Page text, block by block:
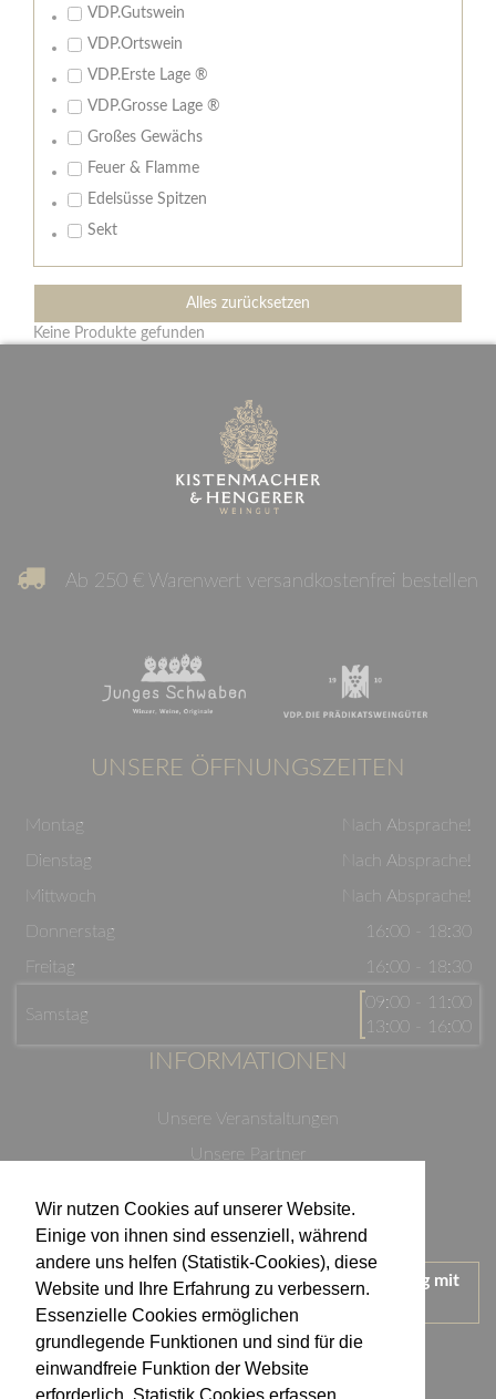
Wir nutzen Cookies auf unserer Website.
Einige von ihnen sind essenziell, während
andere uns helfen (Statistik-Cookies), diese
Website und Ihre Erfahrung zu verbessern.
Essenzielle Cookies ermöglichen
grundlegende Funktionen und sind für die
einwandfreie Funktion der Website
VDP.Gutswein
VDP.Ortswein
VDP.Erste Lage ®
VDP.Grosse Lage ®
Großes Gewächs
Feuer & Flamme
Edelsüsse Spitzen
Sekt
Alles zurücksetzen
Keine Produkte gefunden
Ab 250 € Warenwert versandkostenfrei bestellen
UNSERE ÖFFNUNGSZEITEN
Montag
Nach Absprache!
Dienstag
Nach Absprache!
Mittwoch
Nach Absprache!
Donnerstag
16:00 - 18:30
Freitag
16:00 - 18:30
Samstag
09:00 - 11:00
13:00 - 16:00
INFORMATIONEN
Unsere Veranstaltungen
Unsere Partner
Impressum
Wir treten für einen verantwortungsvollen Umgang mit
Alkohol ein.
KONTAKT